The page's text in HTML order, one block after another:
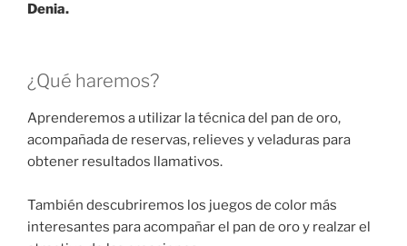
Denia.
¿Qué haremos?
Aprenderemos a utilizar la técnica del pan de oro,
acompañada de reservas, relieves y veladuras para
obtener resultados llamativos.
También descubriremos los juegos de color más
interesantes para acompañar el pan de oro y realzar el